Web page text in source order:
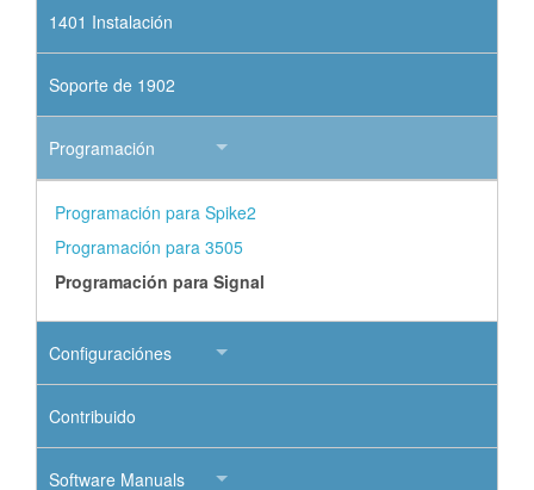
1401 Instalación
Soporte de 1902
Programación
Programación para Spike2
Programación para 3505
Programación para Signal
Configuraciónes
Contribuido
Software Manuals